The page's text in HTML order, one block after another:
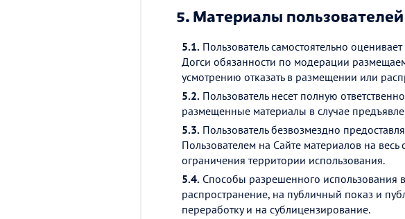
5.Материалы пользователей
5.1. Пользователь самостоятельно
Догси обязанности по модерации
усмотрению отказать в размещении или
5.2. Пользователь несет полную
размещенные материалы в случае
5.3. Пользователь безвозмездно
Пользователем на Сайте материалов на
ограничения территории использования.
5.4. Способы разрешенного использования
распространение, на публичный показ и
переработку и на сублицензирование.